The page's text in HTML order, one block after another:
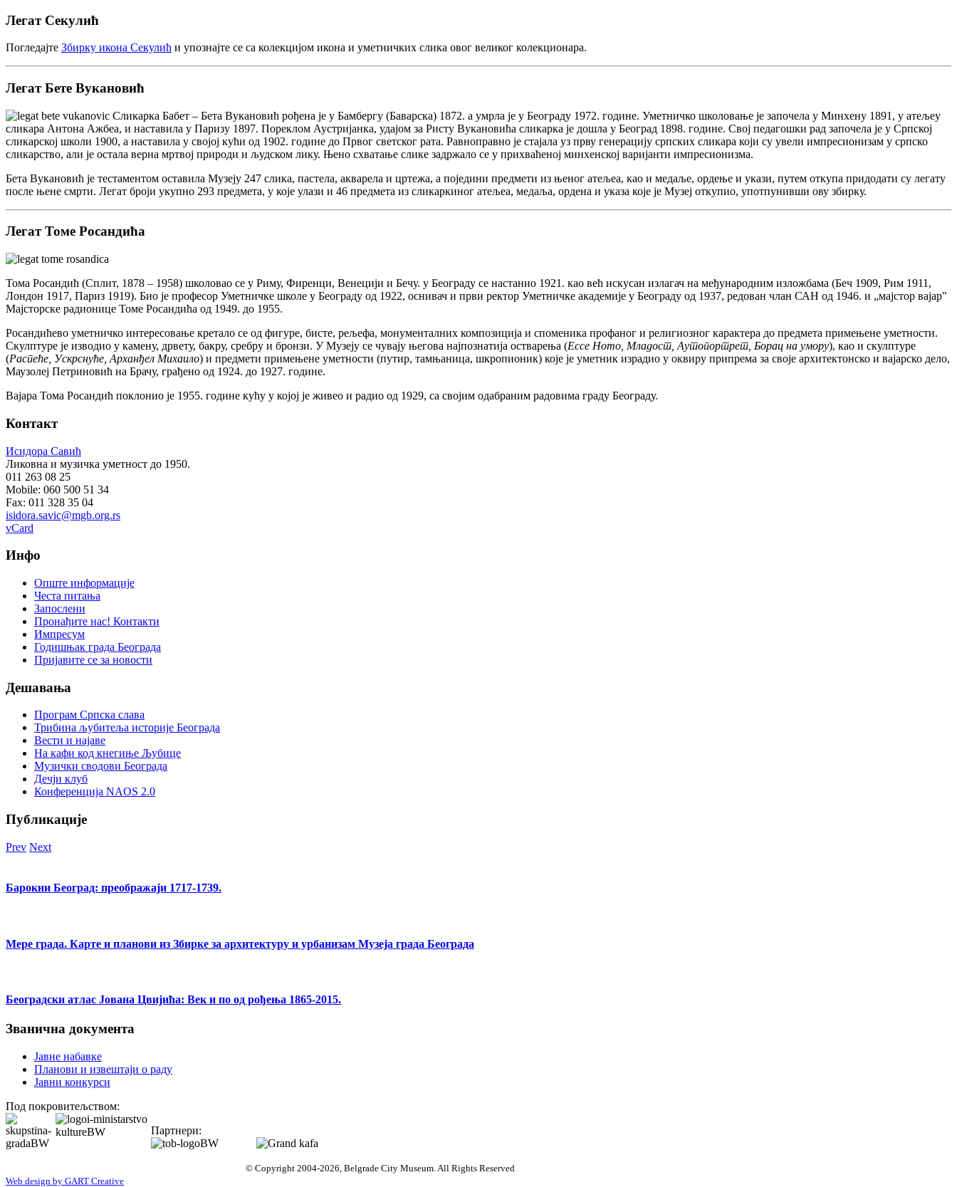
Легат Секулић
Погледајте Збирку икона Секулић и упознајте се са колекцијом икона и уметничких слика овог великог колекционара.
Легат Бете Вукановић
Сликарка Бабет – Бета Вукановић рођена је у Бамбергу (Баварска) 1872. а умрла је у Београду 1972. године. Уметничко школовање је започела у Минхену 1891, у атељеу
сликара Антона Ажбеа, и наставила у Паризу 1897. Пореклом Аустријанка, удајом за Ристу Вукановића сликарка је дошла у Београд 1898. године. Свој педагошки рад започела је у Српској
сликарској школи 1900, а наставила у својој кући од 1902. године до Првог светског рата. Равноправно је стајала уз прву генерацију српских сликара који су увели импресионизам у српско
сликарство, али је остала верна мртвој природи и људском лику. Њено схватање слике задржало се у прихваћеној минхенској варијанти импресионизма.
Бета Вукановић је тестаментом оставила Музеју 247 слика, пастела, акварела и цртежа, а поједини предмети из њеног атељеа, као и медаље, ордење и укази, путем откупа придодати су легату
после њене смрти. Легат броји укупно 293 предмета, у које улази и 46 предмета из сликаркиног атељеа, медаља, ордена и указа које је Музеј откупио, употпунивши ову збирку.
Легат Томе Росандића
Тома Росандић (Сплит, 1878 – 1958) школовао се у Риму, Фиренци, Венецији и Бечу. у Београду се настанио 1921. као већ искусан излагач на међународним изложбама (Беч 1909, Рим 1911,
Лондон 1917, Париз 1919). Био је професор Уметничке школе у Београду од 1922, оснивач и први ректор Уметничке академије у Београду од 1937, редован члан САН од 1946. и „мајстор вајар"
Мајсторске радионице Томе Росандића од 1949. до 1955.
Росандићево уметничко интересовање кретало се од фигуре, бисте, рељефа, монументалних композиција и споменика профаног и религиозног карактера до предмета примењене уметности.
Скулптуре је изводио у камену, дрвету, бакру, сребру и бронзи. У Музеју се чувају његова најпознатија остварења (Ecce Homo, Младост, Аутопортрет, Борац на умору), као и скулптуре
(Распеће, Ускрснуће, Арханђел Михаило) и предмети примењене уметности (путир, тамњаница, шкропионик) које је уметник израдио у оквиру припрема за своје архитектонско и вајарско дело,
Маузолеј Петриновић на Брачу, грађено од 1924. до 1927. године.
Вајара Тома Росандић поклонио је 1955. године кућу у којој је живео и радио од 1929, са својим одабраним радовима граду Београду.
Контакт
Исидора Савић
Ликовна и музичка уметност до 1950.
011 263 08 25
Mobile: 060 500 51 34
Fax: 011 328 35 04
isidora.savic@mgb.org.rs
vCard
Инфо
Опште информације
Честа питања
Запослени
Пронађите нас! Контакти
Импресум
Годишњак града Београда
Пријавите се за новости
Дешавања
Програм Српска слава
Трибина љубитеља историје Београда
Beсти и најаве
На кафи код кнегиње Љубице
Музички сводови Београда
Дечји клуб
Конференција NAOS 2.0
Публикације
Prev Next
Барокни Београд: преображаји 1717-1739.
Мере града. Карте и планови из Збирке за архитектуру и урбанизам Музеја града Београда
Београдски атлас Јована Цвијића: Век и по од рођења 1865-2015.
Званична документа
Јавне набавке
Планови и извештаји о раду
Јавни конкурси
Под покровитељством:
Партнери:
© Copyright 2004-2026, Belgrade City Museum. All Rights Reserved
Web design by GART Creative